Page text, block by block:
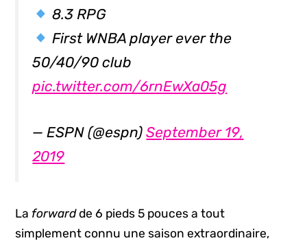
8.3 RPG
First WNBA player ever the
50/40/90 club
pic.twitter.com/6rnEwXa05g
— ESPN (@espn)September 19,
2019
La forwardde 6 pieds 5 pouces a tout
simplement connu une saison extraordinaire,